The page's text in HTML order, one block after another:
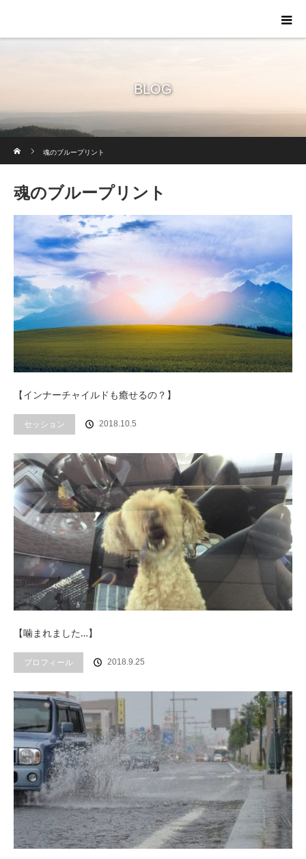
BLOG
魂のブループリント
魂のブループリント
【インナーチャイルドも癒せるの？】
セッション 2018.10.5
【噛まれました…】
プロフィール 2018.9.25